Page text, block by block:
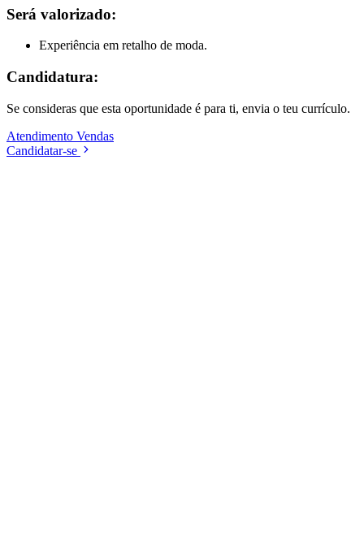
Será valorizado:
Experiência em retalho de moda.
Candidatura:
Se consideras que esta oportunidade é para ti, envia o teu currículo.
Atendimento Vendas
Candidatar-se